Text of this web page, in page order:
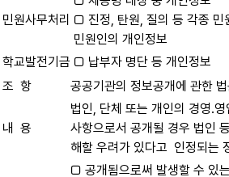
민원사무처리 □ 진정, 탄원, 질의 등 각종 민
민원인의 개인정보
학교발전기금 □ 납부자 명단 등 개인정보
조 항
공공기관의 정보공개에 관한
내 용
법인, 단체 또는 개인의 경영․
사항으로서 공개될 경우 법인
해할 우려가 있다고 인정되는
□ 공개됨으로써 발생할 수 있